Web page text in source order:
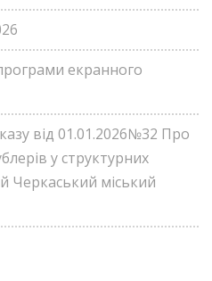
екранного
від 01.01.2026№32 Про
у структурних
Черкаський міський